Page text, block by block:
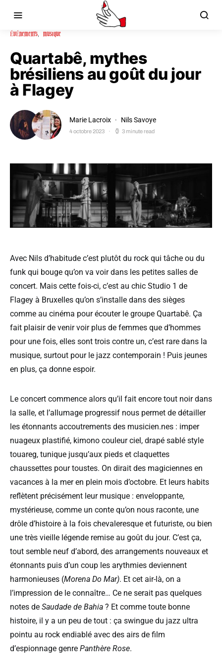
ÉVÉNEMENTS MUSIQUE
Quartabê, mythes
brésiliens au goût du jour
à Flagey
Marie Lacroix Nils Savoye
4 octobre 2023 3 minute read
Avec Nils d’habitude c’est plutôt du rock qui tâche ou du
funk qui bouge qu’on va voir dans les petites salles de
concert. Mais cette fois-ci, c’est au chic Studio 1 de
Flagey à Bruxelles qu’on s’installe dans des sièges
comme au cinéma pour écouter le groupe Quartabê. Ça
fait plaisir de venir voir plus de femmes que d’hommes
pour une fois, elles sont trois contre un, c’est rare dans la
musique, surtout pour le jazz contemporain ! Puis jeunes
en plus, ça donne espoir.
Le concert commence alors qu’il fait encore tout noir dans
la salle, et l’allumage progressif nous permet de détailler
les étonnants accoutrements des musicien.nes : imper
nuageux plastifié, kimono couleur ciel, drapé sablé style
touareg, tunique jusqu’aux pieds et claquettes
chaussettes pour toustes. On dirait des magiciennes en
vacances à la mer en plein mois d’octobre. Et leurs habits
reflètent précisément leur musique : enveloppante,
mystérieuse, comme un conte qu’on nous raconte, une
drôle d’histoire à la fois chevaleresque et futuriste, ou bien
une très vieille légende remise au goût du jour. C’est ça,
tout semble neuf d’abord, des arrangements nouveaux et
étonnants puis d’un coup les arythmies deviennent
harmonieuses (Morena Do Mar). Et cet air-là, on a
l’impression de le connaître… Ce ne serait pas quelques
notes de Saudade de Bahia ? Et comme toute bonne
histoire, il y a un peu de tout : ça swingue du jazz ultra
pointu au rock endiablé avec des airs de film
d’espionnage genre Panthère Rose.